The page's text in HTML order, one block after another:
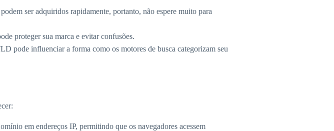
ser adquiridos rapidamente, portanto, não espere muito para
proteger sua marca e evitar confusões.
pode influenciar a forma como os motores de busca categorizam seu
em endereços IP, permitindo que os navegadores acessem